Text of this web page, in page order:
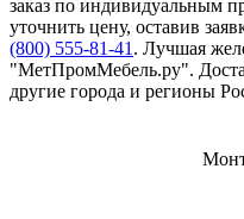
заказ по индивидуальным
уточнить цену, оставив
(800) 555-81-41 . Лучшая
"МетПромМебель.ру".
другие города и регионы